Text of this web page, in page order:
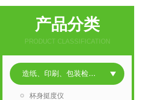
产品分类
PRODUCT CLASSIFICATION
造纸、印刷、包装检测仪器
杯身挺度仪